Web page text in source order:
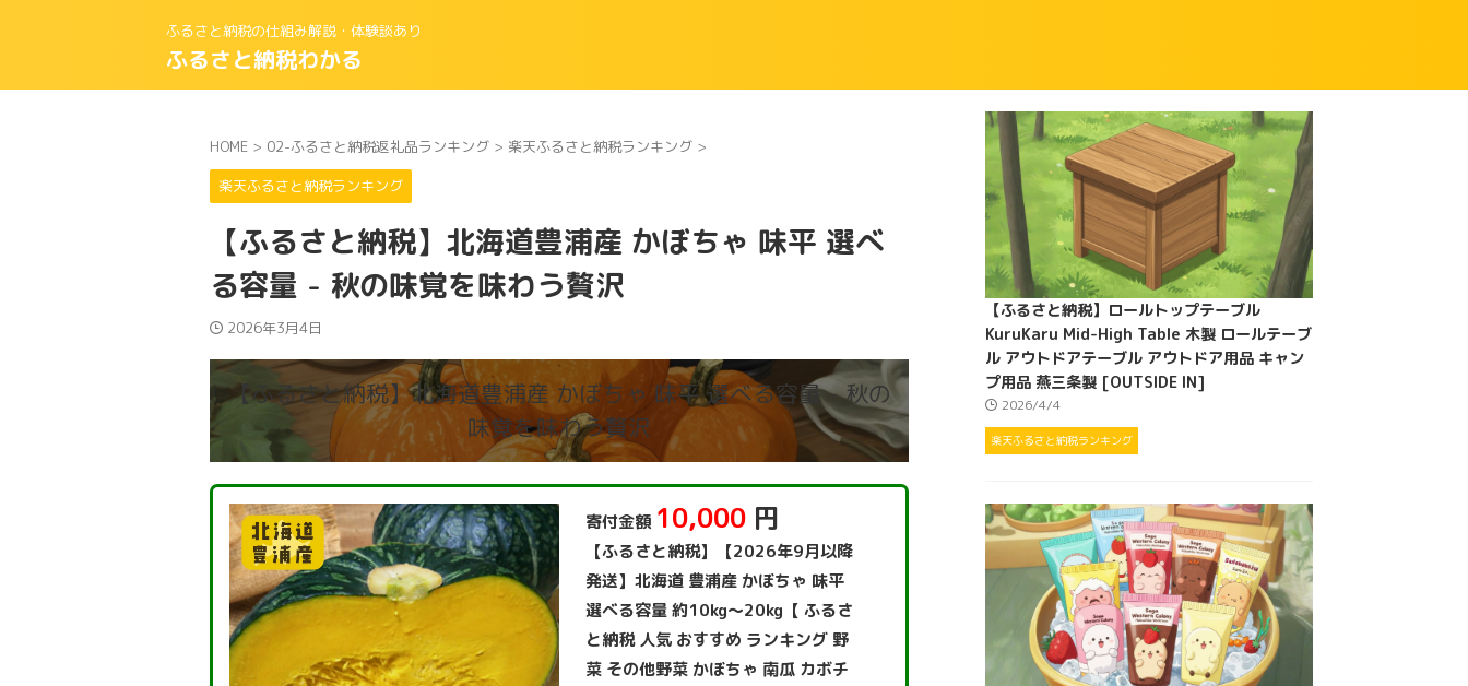
ふるさと納税の仕組み解説・体験談あり
ふるさと納税わかる
HOME > 02-ふるさと納税返礼品ランキング > 楽天ふるさと納税ランキング >
楽天ふるさと納税ランキング
【ふるさと納税】北海道豊浦産 かぼちゃ 味平 選べ
る容量 - 秋の味覚を味わう贅沢
2026年3月4日
【ふるさと納税】北海道豊浦産 かぼちゃ 味平 選べる容量 - 秋の
味覚を味わう贅沢
寄付金額 10,000 円
【ふるさと納税】【2026年9月以降
発送】北海道 豊浦産 かぼちゃ 味平
選べる容量 約10kg～20kg【 ふるさ
と納税 人気 おすすめ ランキング 野
菜 その他野菜 かぼちゃ 南瓜 カボチ
【ふるさと納税】ロールトップテーブル
KuruKaru Mid-High Table 木製 ロールテーブ
ル アウトドアテーブル アウトドア用品 キャン
プ用品 燕三条製 [OUTSIDE IN]
2026/4/4
楽天ふるさと納税ランキング